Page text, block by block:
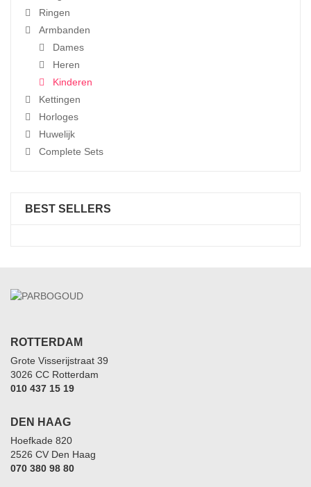
Ringen
Armbanden
Dames
Heren
Kinderen
Kettingen
Horloges
Huwelijk
Complete Sets
BEST SELLERS
ROTTERDAM
Grote Visserijstraat 39
3026 CC Rotterdam
010 437 15 19
DEN HAAG
Hoefkade 820
2526 CV Den Haag
070 380 98 80